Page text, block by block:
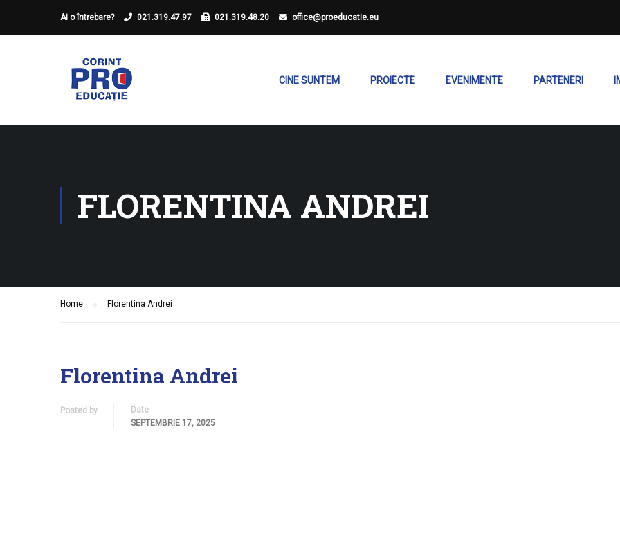
Ai o întrebare? 021.319.47.97 021.319.48.20 office@proeducatie.eu
CINE SUNTEM PROIECTE EVENIMENTE PARTENERI
FLORENTINA ANDREI
Home Florentina Andrei
Florentina Andrei
Posted by
Date
SEPTEMBRIE 17, 2025